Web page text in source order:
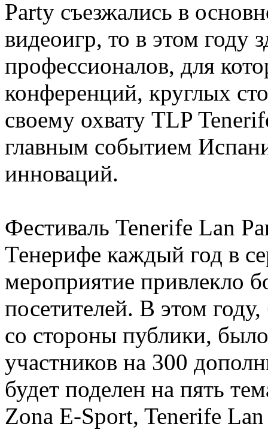
Party съезжались в
видеоигр, то в этом году
профессионалов, для
конференций, круглых
своему охвату TLP
главным событием
инноваций.
Фестиваль Tenerife Lan
Тенерифе каждый год в
мероприятие привлекло
посетителей. В этом
со стороны публики,
участников на 300
будет поделен на пять
Zona E-Sport, Tenerife